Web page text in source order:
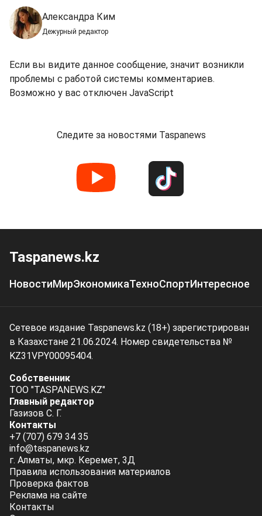
Александра Ким
Дежурный редактор
Если вы видите данное сообщение, значит возникли
проблемы с работой системы комментариев.
Возможно у вас отключен JavaScript
Следите за новостями Taspanews
Taspanews.kz
НовостиМирЭкономикаТехноСпортИнтересное
Сетевое издание Taspanews.kz (18+) зарегистрирован
в Казахстане 21.06.2024. Номер свидетельства №
KZ31VPY00095404.
Собственник
ТОО "TASPANEWS.KZ"
Главный редактор
Газизов С. Г.
Контакты
+7 (707) 679 34 35
info@taspanews.kz
г. Алматы, мкр. Керемет, 3Д
Правила использования материалов
Проверка фактов
Реклама на сайте
Контакты